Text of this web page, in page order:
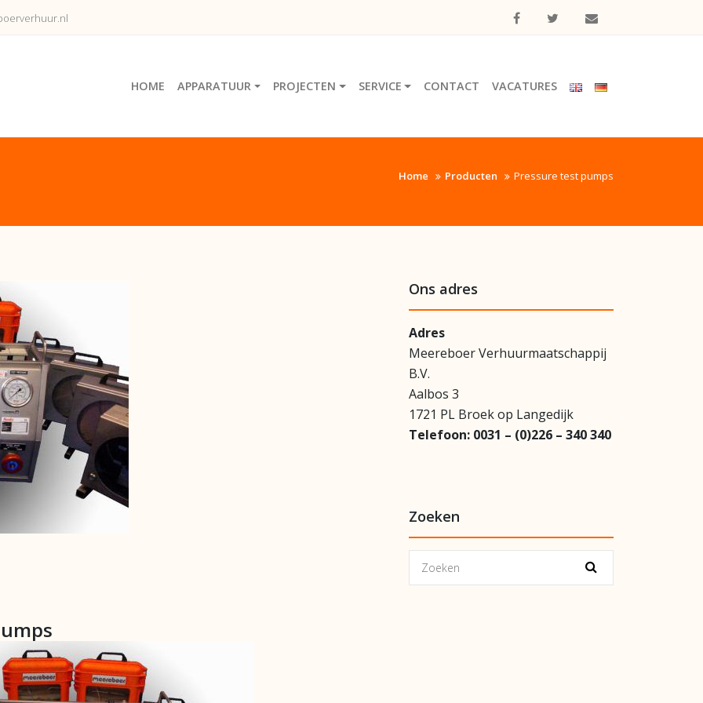
HOME APPARATUUR PROJECTEN SERVICE CONTACT VACATURES
Home Producten Pressure test pumps
Ons adres
Adres
Meereboer Verhuurmaatschappij
B.V.
Aalbos 3
1721 PL Broek op Langedijk
Telefoon: 0031 – (0)226 – 340 340
Zoeken